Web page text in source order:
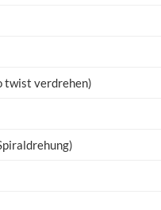
twist verdrehen)